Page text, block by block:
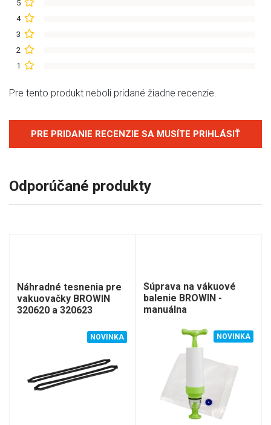
5
4
3
2
1
Pre tento produkt neboli pridané žiadne recenzie.
PRE PRIDANIE RECENZIE SA MUSÍTE PRIHLÁSIŤ
Odporúčané produkty
Náhradné tesnenia pre
vakuovačky BROWIN
320620 a 320623
NOVINKA
Súprava na vákuové
balenie BROWIN -
manuálna
NOVINKA